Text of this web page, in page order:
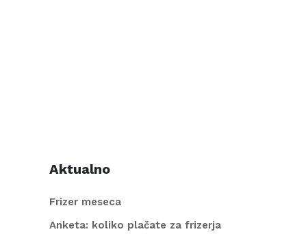
Aktualno
Frizer meseca
Anketa: koliko plačate za frizerja